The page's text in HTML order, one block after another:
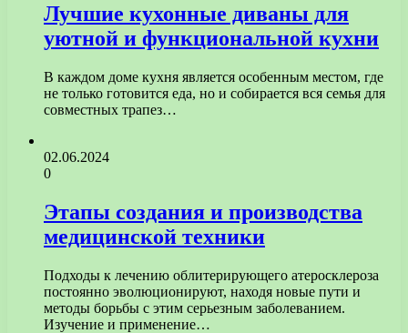
Лучшие кухонные диваны для
уютной и функциональной кухни
В каждом доме кухня является особенным местом, где
не только готовится еда, но и собирается вся семья для
совместных трапез…
02.06.2024
0
Этапы создания и производства
медицинской техники
Подходы к лечению облитерирующего атеросклероза
постоянно эволюционируют, находя новые пути и
методы борьбы с этим серьезным заболеванием.
Изучение и применение…